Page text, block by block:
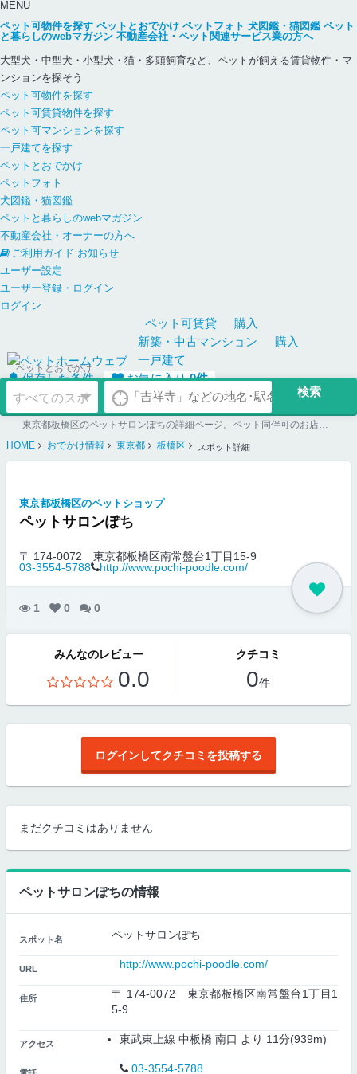
MENU
ペット可物件を探す ペットとおでかけ ペットフォト 犬図鑑・猫図鑑 ペット
と暮らしのwebマガジン 不動産会社・ペット関連サービス業の方へ
大型犬・中型犬・小型犬・猫・多頭飼育など、ペットが飼える賃貸物件・マ
ンションを探そう
ペット可物件を探す
ペット可賃貸物件を探す
ペット可マンションを探す
一戸建てを探す
ペットとおでかけ
ペットフォト
犬図鑑・猫図鑑
ペットと暮らしのwebマガジン
不動産会社・オーナーの方へ
ご利用ガイド お知らせ
ユーザー設定
ユーザー登録・ログイン
ログイン
ペット可賃貸
購入
新築・中古マンション
購入
一戸建て
保存した条件
お気に入り0件
ペットとおでかけ
東京都板橋区のペットサロンぽちの詳細ページ。ペット同伴可のお店探しならペットホームウェブ。ペット可賃貸のお部屋探し、ペット可マンション購入のご検討時にもご利用ください。
HOME
おでかけ情報 東京都 板橋区 スポット詳細
東京都板橋区のペットショップ
ペットサロンぽち
〒 174-0072
東京都板橋区南常盤台1丁目15-9
03-3554-5788
http://www.pochi-poodle.com/
1 0 0
みんなのレビュー
0.0
クチコミ
0件
ログインしてクチコミを投稿する
まだクチコミはありません
ペットサロンぽちの情報
スポット名 ペットサロンぽち
URL http://www.pochi-poodle.com/
住所
〒 174-0072 東京都板橋区南常盤台1丁目1
5-9
アクセス 東武東上線 中板橋 南口 より 11分(939m)
03-3554-5788